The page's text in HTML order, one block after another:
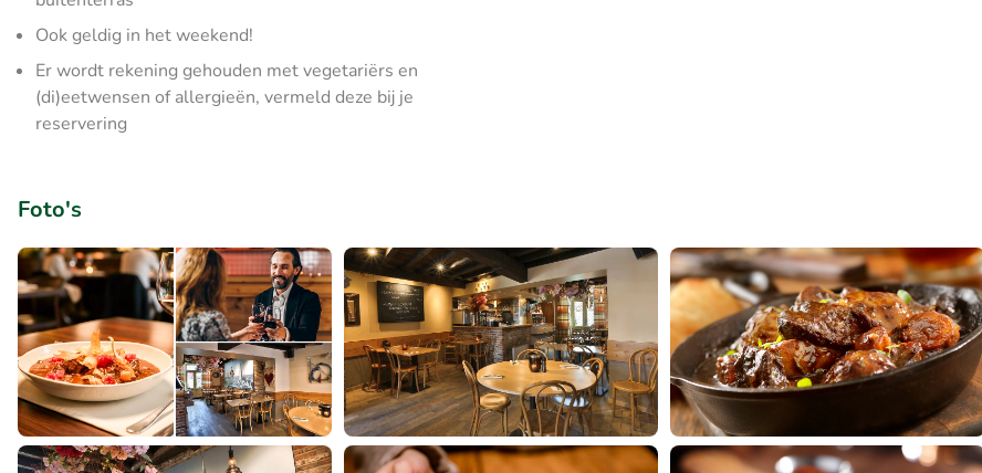
Ook geldig in het weekend!
Er wordt rekening gehouden met vegetariërs en
(di)eetwensen of allergieën, vermeld deze bij je
reservering
Foto's